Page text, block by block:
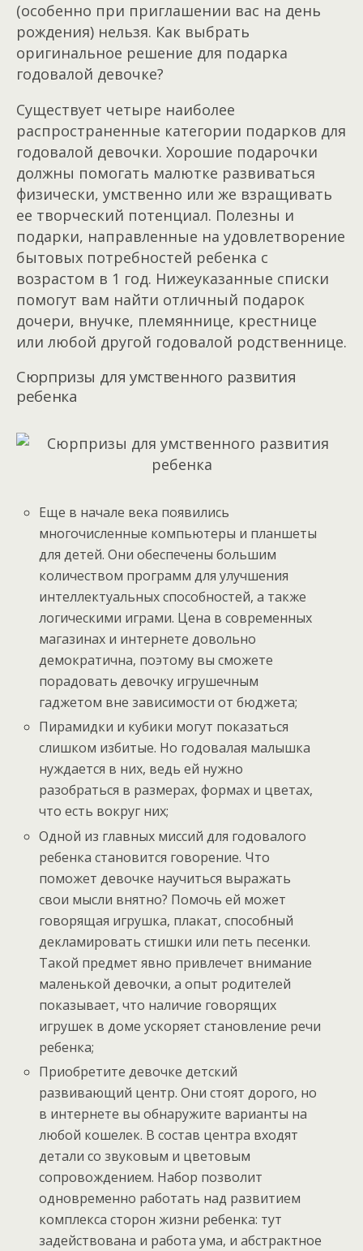
(особенно при приглашении вас на день
рождения) нельзя. Как выбрать
оригинальное решение для подарка
годовалой девочке?
Существует четыре наиболее
распространенные категории подарков для
годовалой девочки. Хорошие подарочки
должны помогать малютке развиваться
физически, умственно или же взращивать
ее творческий потенциал. Полезны и
подарки, направленные на удовлетворение
бытовых потребностей ребенка с
возрастом в 1 год. Нижеуказанные списки
помогут вам найти отличный подарок
дочери, внучке, племяннице, крестнице
или любой другой годовалой родственнице.
Сюрпризы для умственного развития
ребенка
Еще в начале века появились
многочисленные компьютеры и планшеты
для детей. Они обеспечены большим
количеством программ для улучшения
интеллектуальных способностей, а также
логическими играми. Цена в современных
магазинах и интернете довольно
демократична, поэтому вы сможете
порадовать девочку игрушечным
гаджетом вне зависимости от бюджета;
Пирамидки и кубики могут показаться
слишком избитые. Но годовалая малышка
нуждается в них, ведь ей нужно
разобраться в размерах, формах и цветах,
что есть вокруг них;
Одной из главных миссий для годовалого
ребенка становится говорение. Что
поможет девочке научиться выражать
свои мысли внятно? Помочь ей может
говорящая игрушка, плакат, способный
декламировать стишки или петь песенки.
Такой предмет явно привлечет внимание
маленькой девочки, а опыт родителей
показывает, что наличие говорящих
игрушек в доме ускоряет становление речи
ребенка;
Приобретите девочке детский
развивающий центр. Они стоят дорого, но
в интернете вы обнаружите варианты на
любой кошелек. В состав центра входят
детали со звуковым и цветовым
сопровождением. Набор позволит
одновременно работать над развитием
комплекса сторон жизни ребенка: тут
задействована и работа ума, и абстрактное